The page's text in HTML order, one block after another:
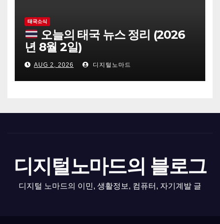
태국소식
오늘의 태국 뉴스 정리 (2026
년 8월 2일)
AUG 2, 2026 디지털노마드
디지털노마드의 블로그
디지털 노마드의 이민, 생활정보, 컴퓨터, 자기계발 글